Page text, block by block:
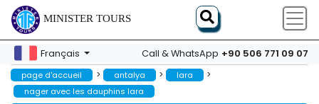
MINISTER TOURS
Français Call & WhatsApp +90 506 771 09 07
page d'accueil > antalya > lara >
nager avec les dauphins lara